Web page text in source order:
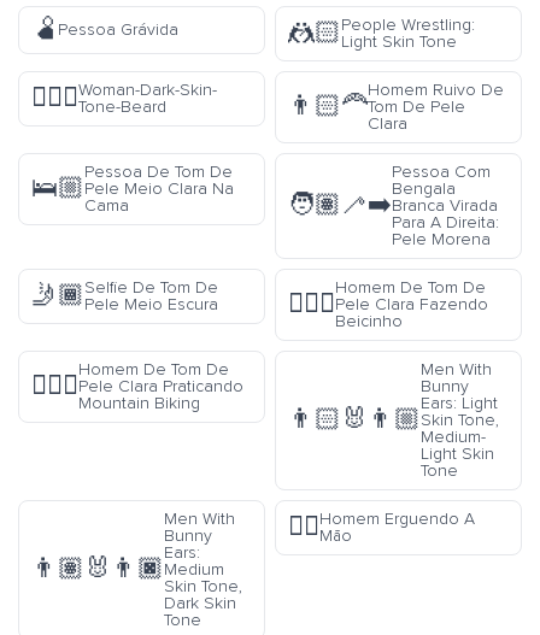
🫄 Pessoa Grávida 🤼🏻People Wrestling:
Light Skin Tone
🧔🏿‍♀️Woman-Dark-Skin-
Tone-Beard
👨🏻‍🦰
Homem Ruivo De
Tom De Pele
Clara
🛌🏼
Pessoa De Tom De
Pele Meio Clara Na
Cama
🧑🏽‍🦯‍➡️
Pessoa Com
Bengala
Branca Virada
Para A Direita:
Pele Morena
🤳🏾Selfie De Tom De
Pele Meio Escura
🙎🏻‍♂️
Homem De Tom De
Pele Clara Fazendo
Beicinho
🚵🏻‍♂️
Homem De Tom De
Pele Clara Praticando
Mountain Biking
👨🏻‍🐰‍👨🏼
Men With
Bunny
Ears: Light
Skin Tone,
Medium-
Light Skin
Tone
👨🏽‍🐰‍👨🏿
Men With
Bunny
Ears:
Medium
Skin Tone,
Dark Skin
Tone
🙋‍♂️Homem Erguendo A
Mão